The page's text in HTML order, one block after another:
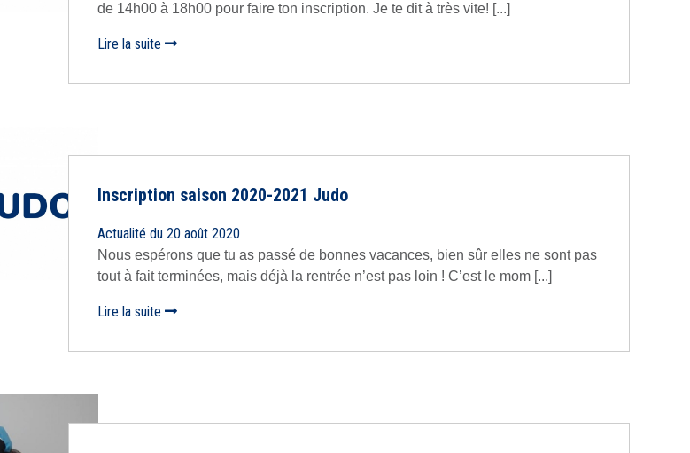
de 14h00 à 18h00 pour faire ton inscription. Je te dit à très vite! [...]
Lire la suite
Inscription saison 2020-2021 Judo
Actualité du 20 août 2020
Nous espérons que tu as passé de bonnes vacances, bien sûr elles ne sont pas
tout à fait terminées, mais déjà la rentrée n’est pas loin ! C’est le mom [...]
Lire la suite